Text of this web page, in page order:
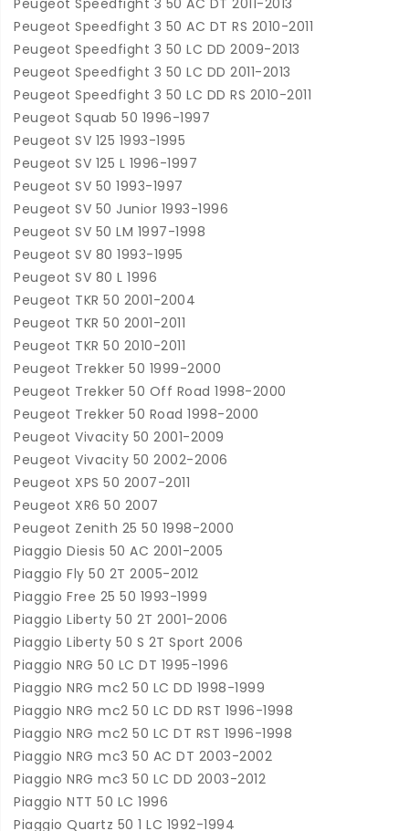
Peugeot Speedfight 3 50 AC DT 2011-2013
Peugeot Speedfight 3 50 AC DT RS 2010-2011
Peugeot Speedfight 3 50 LC DD 2009-2013
Peugeot Speedfight 3 50 LC DD 2011-2013
Peugeot Speedfight 3 50 LC DD RS 2010-2011
Peugeot Squab 50 1996-1997
Peugeot SV 125 1993-1995
Peugeot SV 125 L 1996-1997
Peugeot SV 50 1993-1997
Peugeot SV 50 Junior 1993-1996
Peugeot SV 50 LM 1997-1998
Peugeot SV 80 1993-1995
Peugeot SV 80 L 1996
Peugeot TKR 50 2001-2004
Peugeot TKR 50 2001-2011
Peugeot TKR 50 2010-2011
Peugeot Trekker 50 1999-2000
Peugeot Trekker 50 Off Road 1998-2000
Peugeot Trekker 50 Road 1998-2000
Peugeot Vivacity 50 2001-2009
Peugeot Vivacity 50 2002-2006
Peugeot XPS 50 2007-2011
Peugeot XR6 50 2007
Peugeot Zenith 25 50 1998-2000
Piaggio Diesis 50 AC 2001-2005
Piaggio Fly 50 2T 2005-2012
Piaggio Free 25 50 1993-1999
Piaggio Liberty 50 2T 2001-2006
Piaggio Liberty 50 S 2T Sport 2006
Piaggio NRG 50 LC DT 1995-1996
Piaggio NRG mc2 50 LC DD 1998-1999
Piaggio NRG mc2 50 LC DD RST 1996-1998
Piaggio NRG mc2 50 LC DT RST 1996-1998
Piaggio NRG mc3 50 AC DT 2003-2002
Piaggio NRG mc3 50 LC DD 2003-2012
Piaggio NTT 50 LC 1996
Piaggio Quartz 50 1 LC 1992-1994